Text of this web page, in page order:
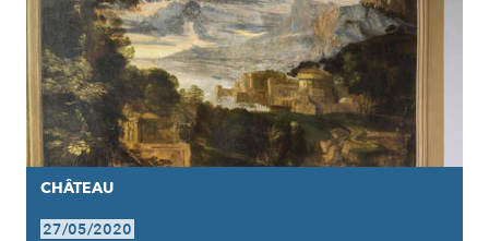
CHÂTEAU
27/05/2020